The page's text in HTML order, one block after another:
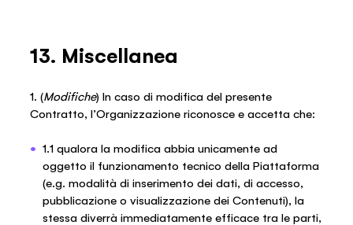
13. Miscellanea
1. (Modifiche) In caso di modifica del presente
Contratto, l’Organizzazione riconosce e accetta che:
1.1 qualora la modifica abbia unicamente ad
oggetto il funzionamento tecnico della Piattaforma
(e.g. modalità di inserimento dei dati, di accesso,
pubblicazione o visualizzazione dei Contenuti), la
stessa diverrà immediatamente efficace tra le parti,